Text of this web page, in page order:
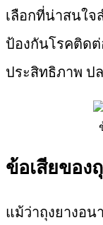
เลือกที่น่าสนใ
ป้องกันโรคติด
ประสิทธิภาพ ป
ข้อเสียของ
แม้ว่าถุงยางอ